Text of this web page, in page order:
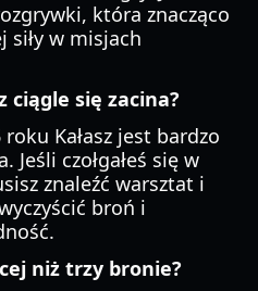
która znacząco
siły w misjach
ciągle się zacina?
Kałasz jest bardzo
Jeśli czołgałeś się w
znaleźć warsztat i
broń i
niż trzy bronie?